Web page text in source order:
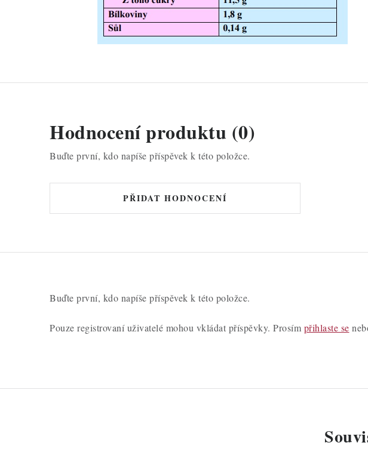
Hodnocení produktu (0)
Buďte první, kdo napíše příspěvek k této položce.
PŘIDAT HODNOCENÍ
Buďte první, kdo napíše příspěvek k této položce.
Pouze registrovaní uživatelé mohou vkládat příspěvky. Prosím přihlaste se